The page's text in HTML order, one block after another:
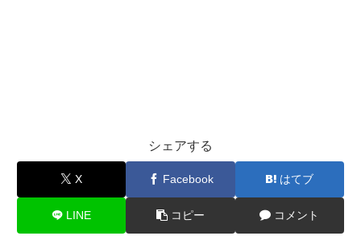
シェアする
X Facebook はてブ
LINE コピー コメント